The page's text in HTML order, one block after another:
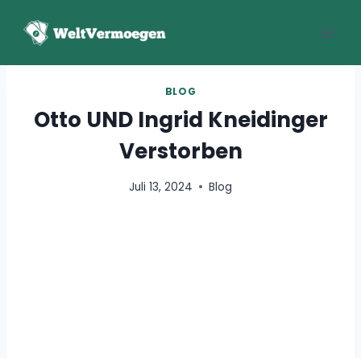
Inhalt
BLOG
Otto UND Ingrid Kneidinger
Verstorben
Juli 13, 2024 Blog